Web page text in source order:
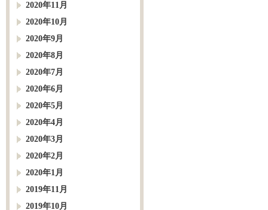
2020年11月
2020年10月
2020年9月
2020年8月
2020年7月
2020年6月
2020年5月
2020年4月
2020年3月
2020年2月
2020年1月
2019年11月
2019年10月